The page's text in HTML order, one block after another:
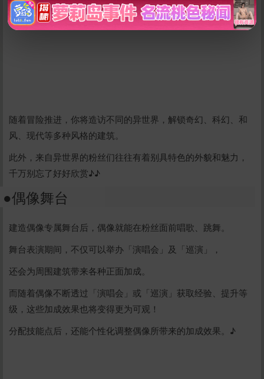
随着冒险推进，你将造访不同的异世界，解锁奇幻、科幻、和
风、现代等多种风格的建筑。
此外，来自异世界的粉丝们往往有着别具特色的外貌和魅力，
千万别忘了好好欣赏♪♪
●偶像舞台
建造偶像专属舞台后，偶像就能在粉丝面前唱歌、跳舞。
舞台表演期间，不仅可以举办「演唱会」及「巡演」，
还会为周围建筑带来各种正面加成。
而随着偶像不断透过「演唱会」或「巡演」获取经验、提升等
级，这些加成效果也将变得更为可观！
分配技能点后，还能个性化调整偶像所带来的加成效果。♪